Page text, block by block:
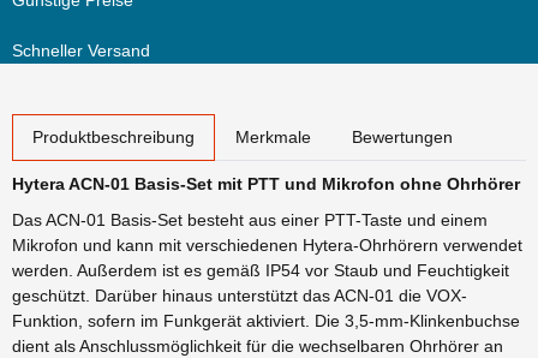
Schneller Versand
Produktbeschreibung Merkmale Bewertungen
Hytera ACN-01 Basis-Set mit PTT und Mikrofon ohne Ohrhörer
Das ACN-01 Basis-Set besteht aus einer PTT-Taste und einem
Mikrofon und kann mit verschiedenen Hytera-Ohrhörern verwendet
werden. Außerdem ist es gemäß IP54 vor Staub und Feuchtigkeit
geschützt. Darüber hinaus unterstützt das ACN-01 die VOX-
Funktion, sofern im Funkgerät aktiviert. Die 3,5-mm-Klinkenbuchse
dient als Anschlussmöglichkeit für die wechselbaren Ohrhörer an